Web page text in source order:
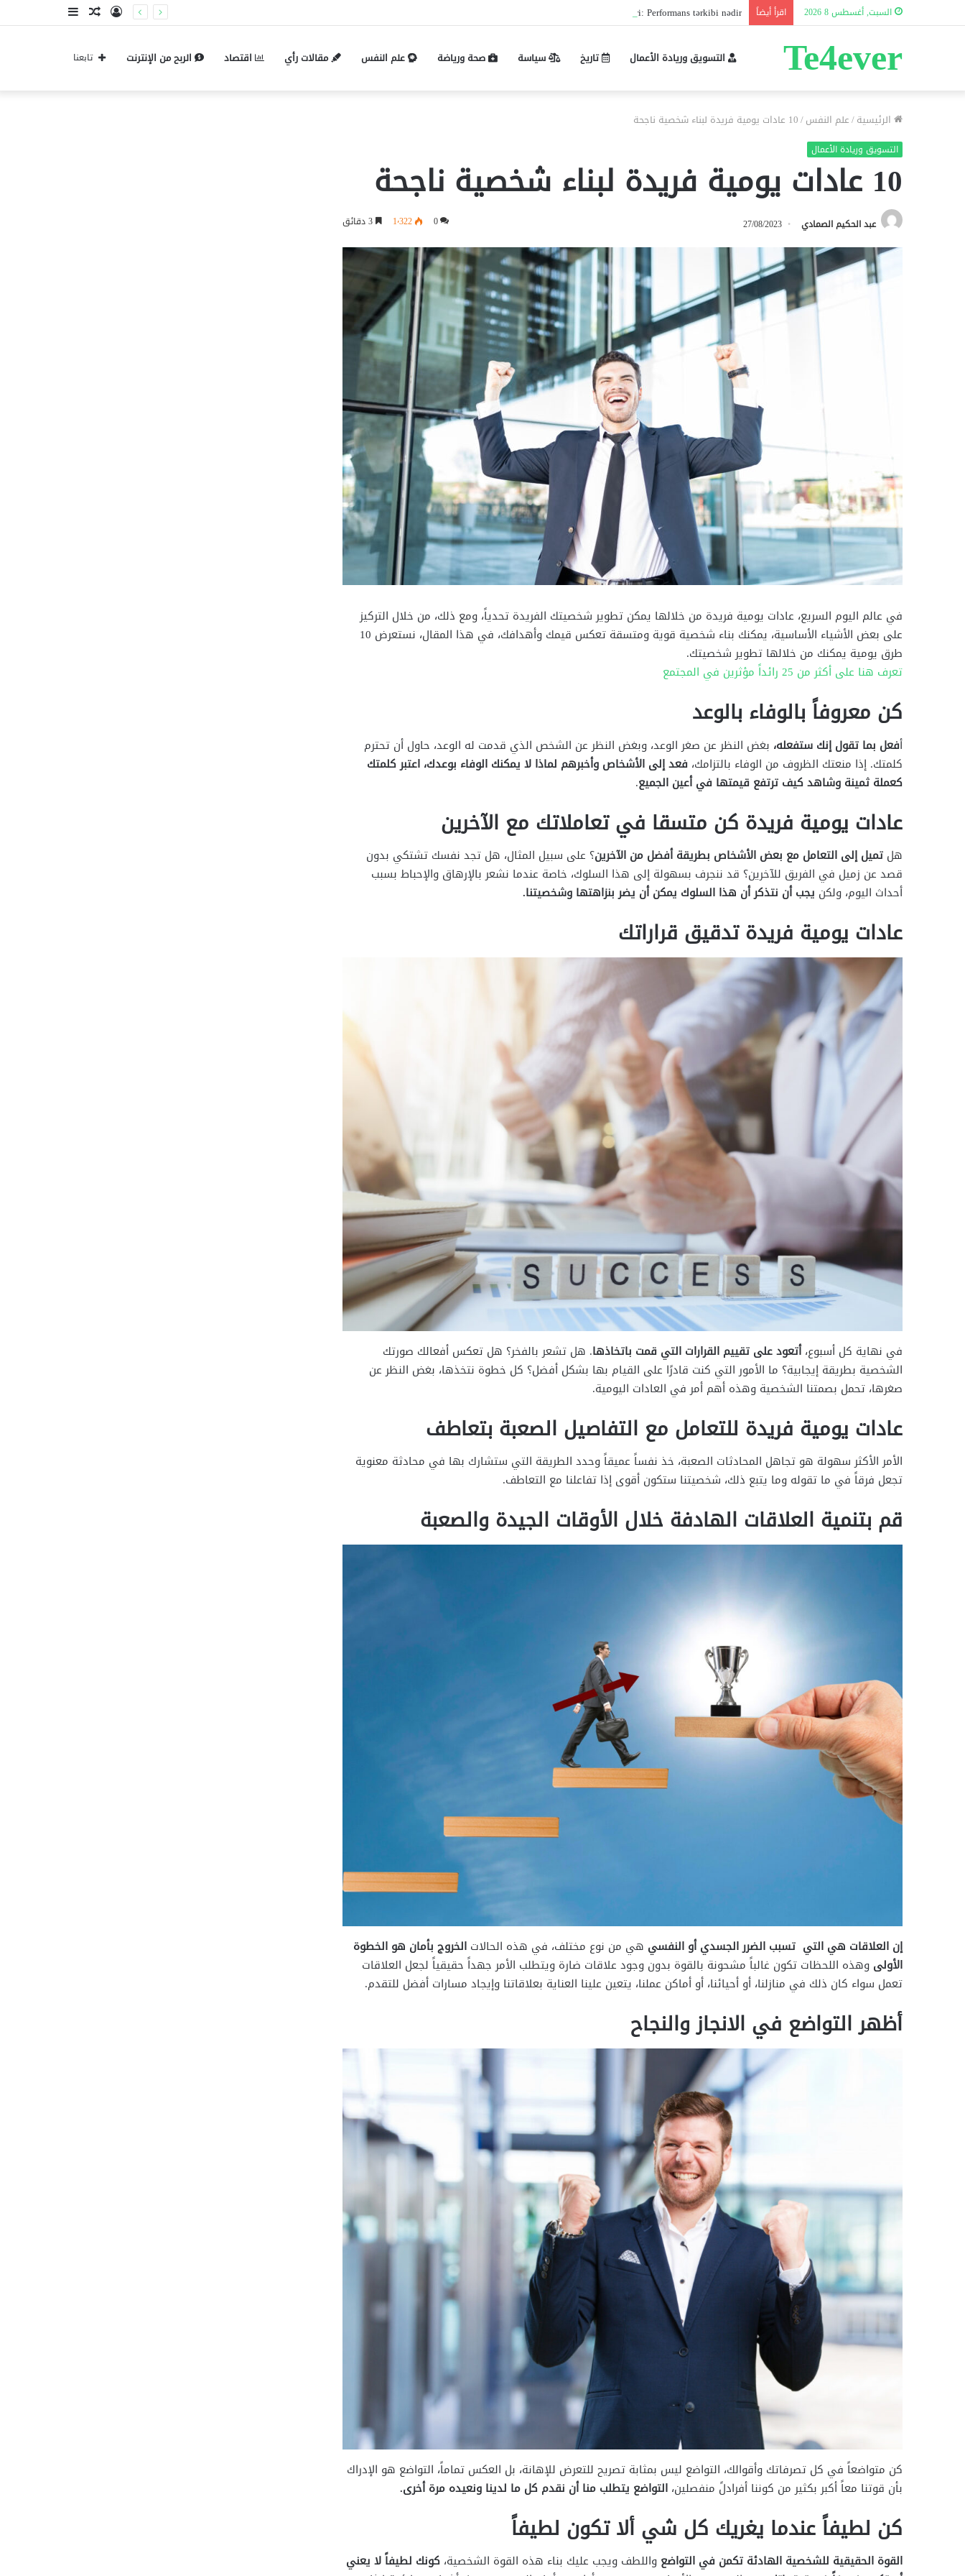
السبت, أغسطس 8 2026 اقرأ أيضاً Pin-up mobil və masaüstü giriş fərqləri: Performans tərkibi nədir?
إضافةمقالتسجيل
Te4ever التسويق وريادة الأعمال تاريخ سياسة صحة ورياضة علم النفس مقالات رأي اقتصاد الربح من الإنترنت تابعنا
الرئيسية/علم النفس/10 عادات يومية فريدة لبناء شخصية ناجحة
التسويق وريادة الأعمال
10 عادات يومية فريدة لبناء شخصية ناجحة
عبد الحكيم الصمادي 27/08/2023
0 1٬322
في عالم اليوم السريع، عادات يومية فريدة من خلالها يمكن تطوير شخصيتك الفريدة تحدياً، ومع ذلك، من خلال التركيز
على بعض الأشياء الأساسية، يمكنك بناء شخصية قوية ومتسقة تعكس قيمك وأهدافك، في هذا المقال، نستعرض 10
طرق يومية يمكنك من خلالها تطوير شخصيتك.
تعرف هنا على أكثر من 25 رائداً مؤثرين في المجتمع
كن معروفاً بالوفاء بالوعد
أفعل بما تقول إنك ستفعله، بغض النظر عن صغر الوعد، وبغض النظر عن الشخص الذي قدمت له الوعد، حاول أن تحترم
كلمتك. إذا منعتك الظروف من الوفاء بالتزامك، فعد إلى الأشخاص وأخبرهم لماذا لا يمكنك الوفاء بوعدك، اعتبر كلمتك
كعملة ثمينة وشاهد كيف ترتفع قيمتها في أعين الجميع.
عادات يومية فريدة كن متسقا في تعاملاتك مع الآخرين
هل تميل إلى التعامل مع بعض الأشخاص بطريقة أفضل من الآخرين؟ على سبيل المثال، هل تجد نفسك تشتكي بدون
قصد عن زميل في الفريق للآخرين؟ قد ننجرف بسهولة إلى هذا السلوك، خاصة عندما نشعر بالإرهاق والإحباط بسبب
أحداث اليوم، ولكن يجب أن نتذكر أن هذا السلوك يمكن أن يضر بنزاهتها وشخصيتنا.
عادات يومية فريدة تدقيق قراراتك
في نهاية كل أسبوع،أتعود على تقييم القرارات التي قمت باتخاذها. هل تشعر بالفخر؟ هل تعكس أفعالك صورتك
الشخصية بطريقة إيجابية؟ ما الأمور التي كنت قادرًا على القيام بها بشكل أفضل؟ كل خطوة نتخذها، بغض النظر عن
صغرها، تحمل بصمتنا الشخصية وهذه أهم أمر في العادات اليومية.
عادات يومية فريدة للتعامل مع التفاصيل الصعبة بتعاطف
الأمر الأكثر سهولة هو تجاهل المحادثات الصعبة، خذ نفساً عميقاً وحدد الطريقة التي ستشارك بها في محادثة معنوية
تجعل فرقاً في ما تقوله وما يتبع ذلك، شخصيتنا ستكون أقوى إذا تفاعلنا مع التعاطف.
قم بتنمية العلاقات الهادفة خلال الأوقات الجيدة والصعبة
إن العلاقات هي التي تسبب الضرر الجسدي أو النفسي هي من نوع مختلف، في هذه الحالات الخروج بأمان هو الخطوة
الأولى وهذه اللحظات تكون غالباً مشحونة بالقوة بدون وجود علاقات ضارة ويتطلب الأمر جهداً حقيقياً لجعل العلاقات
تعمل سواء كان ذلك في منازلنا، أو أحيائنا، أو أماكن عملنا، يتعين علينا العناية بعلاقاتنا وإيجاد مسارات أفضل للتقدم.
أظهر التواضع في الانجاز والنجاح
كن متواضعاً في كل تصرفاتك وأقوالك، التواضع ليس بمثابة تصريح للتعرض للإهانة، بل العكس تماماً، التواضع هو الإدراك
بأن قوتنا معاً أكبر بكثير من كوننا أفرادلً منفصلين، التواضع يتطلب منا أن نقدم كل ما لدينا ونعيده مرة أخرى.
كن لطيفاً عندما يغريك كل شي ألا تكون لطيفاً
القوة الحقيقية للشخصية الهادئة تكمن في التواضع واللطف ويجب عليك بناء هذه القوة الشخصية، كونك لطيفاً لا يعني